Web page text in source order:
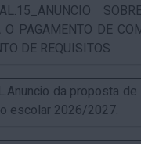
O PAGAMENTO DE
DE REQUISITOS
da proposta
escolar 2026/2027.